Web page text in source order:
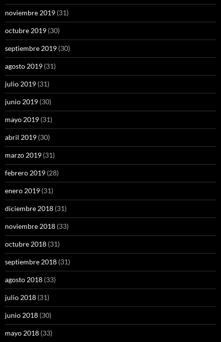
noviembre 2019 (31)
octubre 2019 (30)
septiembre 2019 (30)
agosto 2019 (31)
julio 2019 (31)
junio 2019 (30)
mayo 2019 (31)
abril 2019 (30)
marzo 2019 (31)
febrero 2019 (28)
enero 2019 (31)
diciembre 2018 (31)
noviembre 2018 (33)
octubre 2018 (31)
septiembre 2018 (31)
agosto 2018 (33)
julio 2018 (31)
junio 2018 (30)
mayo 2018 (33)